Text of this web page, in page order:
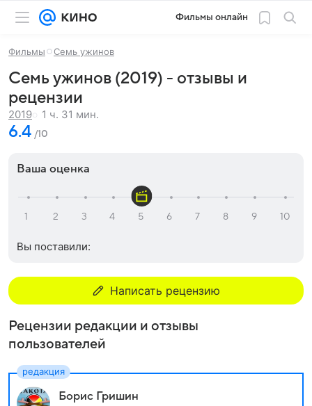
Фильмы онлайн
Фильмы Семь ужинов
Семь ужинов (2019) - отзывы и
рецензии
2019 1 ч. 31 мин.
6.4 /10
Ваша оценка
Вы поставили:
Написать рецензию
Рецензии редакции и отзывы
пользователей
Борис Гришин